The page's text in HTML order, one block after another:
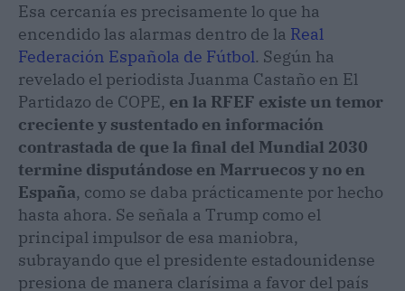
Esa cercanía es precisamente lo que ha
encendido las alarmas dentro de la Real
Federación Española de Fútbol. Según ha
revelado el periodista Juanma Castaño en El
Partidazo de COPE, en la RFEF existe un temor
creciente y sustentado en información
contrastada de que la final del Mundial 2030
termine disputándose en Marruecos y no en
España, como se daba prácticamente por hecho
hasta ahora. Se señala a Trump como el
principal impulsor de esa maniobra,
subrayando que el presidente estadounidense
presiona de manera clarísima a favor del país